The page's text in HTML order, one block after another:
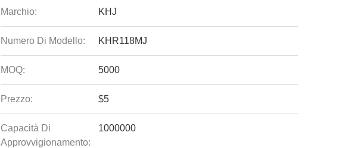
Marchio: KHJ
Numero Di Modello: KHR118MJ
MOQ: 5000
Prezzo: $5
Capacità Di
Approvvigionamento:
1000000